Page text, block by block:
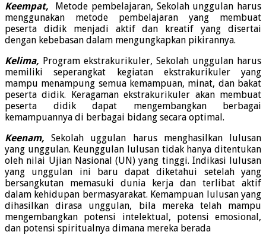
Keempat, Metode pembelajaran, Sekolah unggulan harus
menggunakan metode pembelajaran yang membuat
peserta didik menjadi aktif dan kreatif yang disertai
dengan kebebasan dalam mengungkapkan pikirannya.
Kelima, Program ekstrakurikuler, Sekolah unggulan harus
memiliki seperangkat kegiatan ekstrakurikuler yang
mampu menampung semua kemampuan, minat, dan bakat
peserta didik. Keragaman ekstrakurikuler akan membuat
peserta didik dapat mengembangkan berbagai
kemampuannya di berbagai bidang secara optimal.
Keenam, Sekolah uggulan harus menghasilkan lulusan
yang unggulan. Keunggulan lulusan tidak hanya ditentukan
oleh nilai Ujian Nasional (UN) yang tinggi. Indikasi lulusan
yang unggulan ini baru dapat diketahui setelah yang
bersangkutan memasuki dunia kerja dan terlibat aktif
dalam kehidupan bermasyarakat. Kemampuan lulusan yang
dihasilkan dirasa unggulan, bila mereka telah mampu
mengembangkan potensi intelektual, potensi emosional,
dan potensi spiritualnya dimana mereka berada